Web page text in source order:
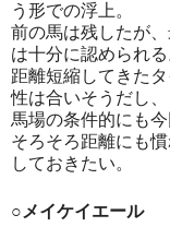
う形での浮上。
前の馬は残したが
は十分に認められる
距離短縮してきた
性は合いそうだし、
馬場の条件的にも
そろそろ距離にも
しておきたい。
○メイケイエール